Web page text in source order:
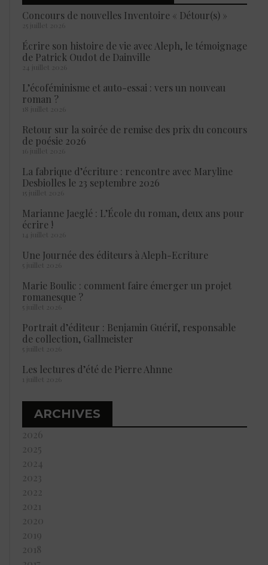
Concours de nouvelles Inventoire « Détour(s) »
25 juillet 2026
Écrire son histoire de vie avec Aleph, le témoignage
de Patrick Oudot de Dainville
24 juillet 2026
L’écoféminisme et auto-essai : vers un nouveau
roman ?
18 juillet 2026
Retour sur la soirée de remise des prix du concours
de poésie 2026
16 juillet 2026
La fabrique d’écriture : rencontre avec Maryline
Desbiolles le 23 septembre 2026
15 juillet 2026
Marianne Jaeglé : L’École du roman, deux ans pour
écrire !
14 juillet 2026
Une Journée des éditeurs à Aleph-Ecriture
5 juillet 2026
Marie Boulic : comment faire émerger un projet
romanesque ?
5 juillet 2026
Portrait d’éditeur : Benjamin Guérif, responsable
de collection, Gallmeister
5 juillet 2026
Les lectures d’été de Pierre Ahnne
1 juillet 2026
ARCHIVES
2026
2025
2024
2023
2022
2021
2020
2019
2018